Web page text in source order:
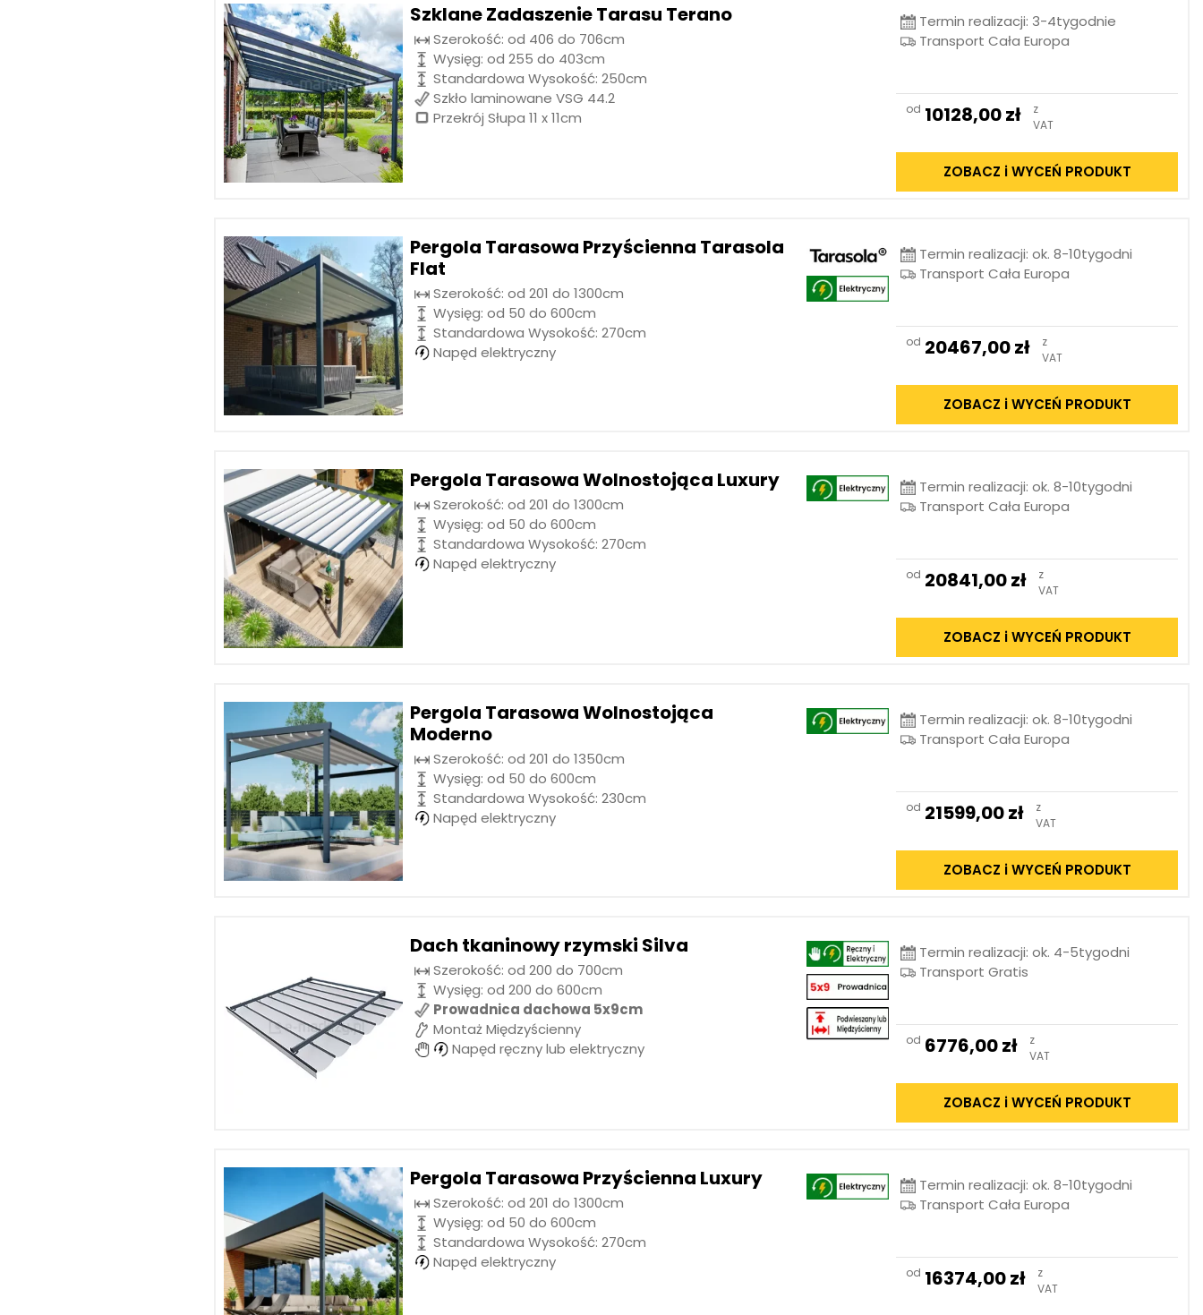
Szklane Zadaszenie Tarasu Terano
Szerokość: od 406 do 706cm
Wysięg: od 255 do 403cm
Standardowa Wysokość: 250cm
Szkło laminowane VSG 44.2
Przekrój Słupa 11 x 11cm
Termin realizacji: 3-4tygodnie
Transport Cała Europa
od 10128,00zł
z
VAT
ZOBACZ i WYCEŃ PRODUKT
Pergola Tarasowa Przyścienna Tarasola
Flat
Szerokość: od 201 do 1300cm
Wysięg: od 50 do 600cm
Standardowa Wysokość: 270cm
Napęd elektryczny
Termin realizacji: ok. 8-10tygodni
Transport Cała Europa
od 20467,00zł
z
VAT
ZOBACZ i WYCEŃ PRODUKT
Pergola Tarasowa Wolnostojąca Luxury
Szerokość: od 201 do 1300cm
Wysięg: od 50 do 600cm
Standardowa Wysokość: 270cm
Napęd elektryczny
Termin realizacji: ok. 8-10tygodni
Transport Cała Europa
od 20841,00zł
z
VAT
ZOBACZ i WYCEŃ PRODUKT
Pergola Tarasowa Wolnostojąca
Moderno
Szerokość: od 201 do 1350cm
Wysięg: od 50 do 600cm
Standardowa Wysokość: 230cm
Napęd elektryczny
Termin realizacji: ok. 8-10tygodni
Transport Cała Europa
od 21599,00zł
z
VAT
ZOBACZ i WYCEŃ PRODUKT
Dach tkaninowy rzymski Silva
Szerokość: od 200 do 700cm
Wysięg: od 200 do 600cm
Prowadnica dachowa 5x9cm
Montaż Międzyścienny
Napęd ręczny lub elektryczny
Termin realizacji: ok. 4-5tygodni
Transport Gratis
od 6776,00zł
z
VAT
ZOBACZ i WYCEŃ PRODUKT
Pergola Tarasowa Przyścienna Luxury
Szerokość: od 201 do 1300cm
Wysięg: od 50 do 600cm
Standardowa Wysokość: 270cm
Napęd elektryczny
Termin realizacji: ok. 8-10tygodni
Transport Cała Europa
od 16374,00zł
z
VAT